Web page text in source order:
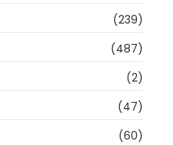
(239)
(487)
(2)
(47)
(60)